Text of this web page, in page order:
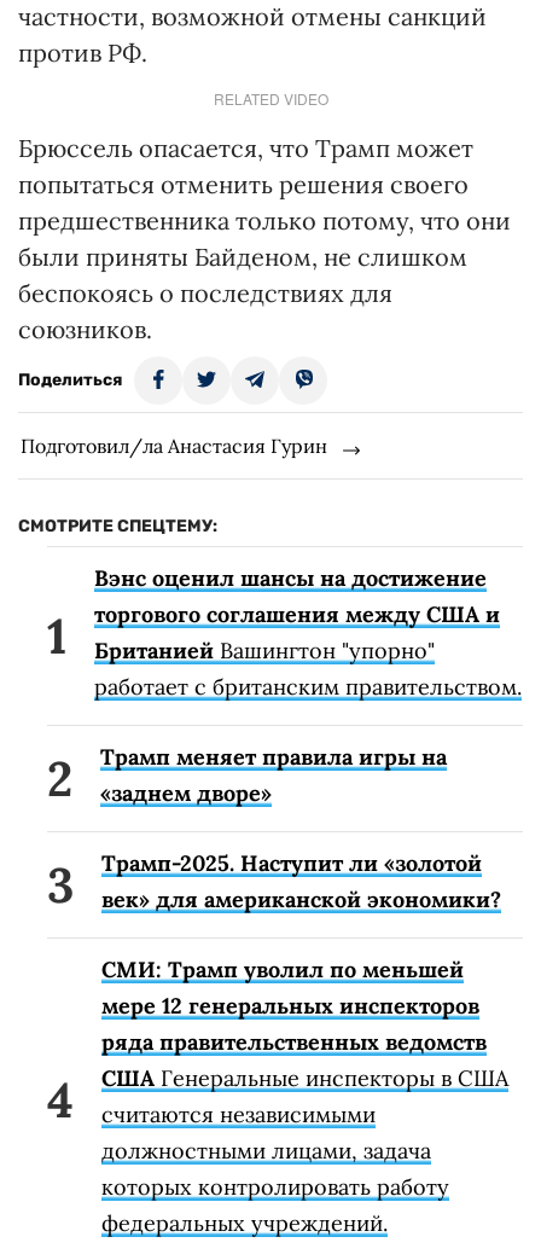
частности, возможной отмены санкций
против РФ.
RELATED VIDEO
Брюссель опасается, что Трамп может
попытаться отменить решения своего
предшественника только потому, что они
были приняты Байденом, не слишком
беспокоясь о последствиях для
союзников.
Поделиться
Подготовил/ла Анастасия Гурин
СМОТРИТЕ СПЕЦТЕМУ:
Вэнс оценил шансы на достижение
торгового соглашения между США и
Британией Вашингтон "упорно"
работает с британским правительством.
Трамп меняет правила игры на
«заднем дворе»
Трамп-2025. Наступит ли «золотой
век» для американской экономики?
СМИ: Трамп уволил по меньшей
мере 12 генеральных инспекторов
ряда правительственных ведомств
США Генеральные инспекторы в США
считаются независимыми
должностными лицами, задача
которых контролировать работу
федеральных учреждений.